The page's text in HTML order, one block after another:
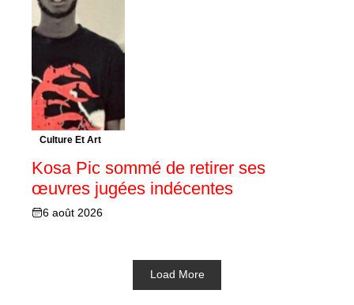
Culture Et Art
Kosa Pic sommé de retirer ses
œuvres jugées indécentes
6 août 2026
Load More